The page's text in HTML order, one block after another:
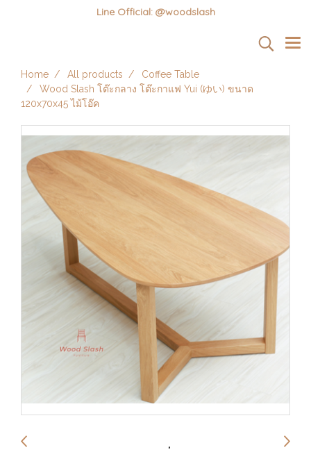
Line Official: @woodslash
Home All products
Coffee Table
Wood Slash โต๊ะกลาง โต๊ะกาแฟ Yui (ゆい) ขนาด
120x70x45 ไม้โอ๊ค